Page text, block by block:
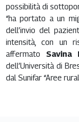
possibilità di
“ha portato a un
dell’invio del
intensità, con un
affermato Savina
dell’Università di
dal Sunifar “Aree